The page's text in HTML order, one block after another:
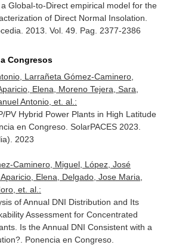
Global-to-Direct empirical model for the
of Direct Normal Insolation.
. 2013. Vol. 49. Pag. 2377-2386
Congresos
Larrañeta Gómez-Caminero,
Elena, Moreno Tejera, Sara,
Antonio, et. al.:
PV Hybrid Power Plants in High Latitude
en Congreso. SolarPACES 2023.
2023
Caminero, Miguel, López, José
Elena, Delgado, Jose Maria,
et. al.:
of Annual DNI Distribution and Its
Assessment for Concentrated
Is the Annual DNI Consistent with a
Ponencia en Congreso.